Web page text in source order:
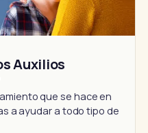
Auxilios
que se hace en
a ayudar a todo tipo de